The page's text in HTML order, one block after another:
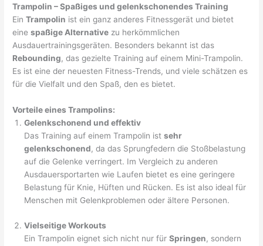
Trampolin – Spaßiges und gelenkschonendes Training
EinTrampolin ist ein ganz anderes Fitnessgerät und bietet
einespaßige Alternative zu herkömmlichen
Ausdauertrainingsgeräten. Besonders bekannt ist das
Rebounding, das gezielte Training auf einem Mini-Trampolin.
Es ist eine der neuesten Fitness-Trends, und viele schätzen es
für die Vielfalt und den Spaß, den es bietet.
Vorteile eines Trampolins:
Gelenkschonend und effektiv
Das Training auf einem Trampolin istsehr
gelenkschonend, da das Sprungfedern die Stoßbelastung
auf die Gelenke verringert. Im Vergleich zu anderen
Ausdauersportarten wie Laufen bietet es eine geringere
Belastung für Knie, Hüften und Rücken. Es ist also ideal für
Menschen mit Gelenkproblemen oder ältere Personen.
Vielseitige Workouts
Ein Trampolin eignet sich nicht nur fürSpringen, sondern